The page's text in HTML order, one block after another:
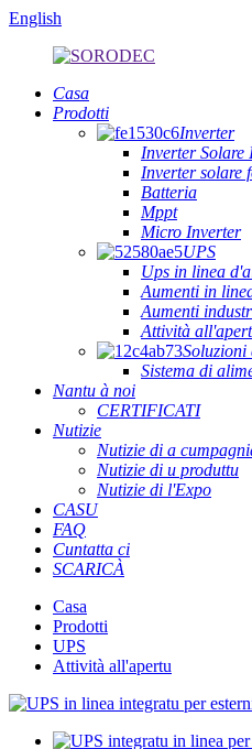
English
Casa
Prodotti
Inverter
Inverter Solare
Inverter solare
Batteria
Mppt
Micro Inverter
UPS
Ups in linea
Aumenti in
Aumenti
Attività
Soluzioni
Sistema di
Nantu à noi
CERTIFICATI
Nutizie
Nutizie di a
Nutizie di u produttu
Nutizie di l'Expo
CASU
FAQ
Cuntatta ci
SCARICÀ
Casa
Prodotti
UPS
Attività all'apertu